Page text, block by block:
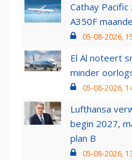
Cathay
A350F
05-08-2026,
El Al noteert
minder
05-08-2026,
Lufthansa
begin 2027,
plan B
05-08-2026,